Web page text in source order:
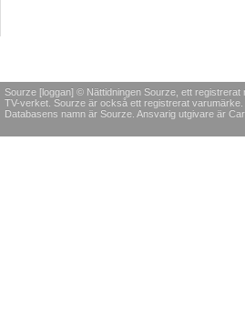
Sourze [loggan] © Nättidningen Sourze, ett
TV-verket. Sourze är också ett registrerat varumärke.
Databasens namn är Sourze. Ansvarig utgivare är